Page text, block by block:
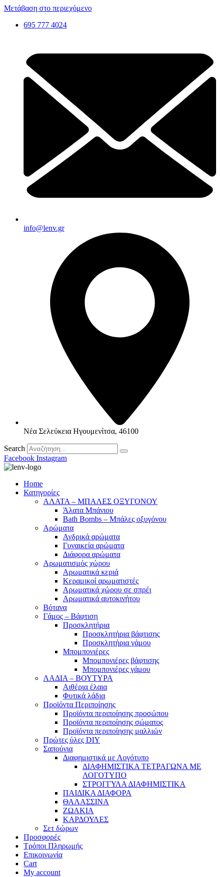
Μετάβαση στο περιεχόμενο
695 777 4024
info@lenv.gr
Νέα Σελεύκεια Ηγουμενίτσα, 46100
Search
Facebook Instagram
Home
Κατηγορίες
ΑΛΑΤΑ – ΜΠΑΛΕΣ ΟΞΥΓΟΝΟΥ
Άλατα Μπάνιου
Bath Bombs – Μπάλες οξυγόνου
Αρώματα
Ανδρικά αρώματα
Γυναικεία αρώματα
Διάφορα αρώματα
Αρωματισμός χώρου
Αρωματικά κεριά
Kεραμικοί αρωματιστές
Αρωματικά χώρου σε σπρέι
Aρωματικά αυτοκινήτου
Βότανα
Γάμος – Βάφτιση
Προσκλητήρια
Προσκλητήρια βάφτισης
Προσκλητήρια γάμου
Μπομπονιέρες
Μπομπονιέρες βάφτισης
Μπομπονιέρες γάμου
ΛΑΔΙΑ – ΒΟΥΤΥΡΑ
Αιθέρια έλαια
Φυτικά λάδια
Προϊόντα Περιποίησης
Προϊόντα περιποίησης προσώπου
Προϊόντα περιποίησης σώματος
Προϊόντα περιποίησης μαλλιών
Πρώτες ύλες DIY
Σαπούνια
Διαφημιστικά με Λογότυπο
ΔΙΑΦΗΜΙΣΤΙΚΑ ΤΕΤΡΑΓΩΝΑ ΜΕ
ΛΟΓΟΤΥΠΟ
ΣΤΡΟΓΓΥΛΑ ΔΙΑΦΗΜΙΣΤΙΚΑ
ΠΑΙΔΙΚΑ ΔΙΑΦΟΡΑ
ΘΑΛΑΣΣΙΝΑ
ΖΩΑΚΙΑ
ΚΑΡΔΟΥΛΕΣ
Σετ δώρων
Προσφορές
Τρόποι Πληρωμής
Επικοινωνία
Cart
My account